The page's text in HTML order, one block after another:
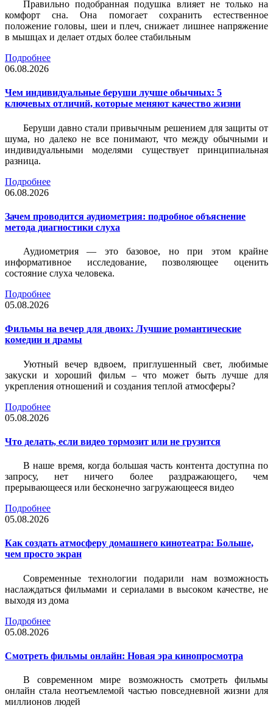
Правильно подобранная подушка влияет не только на
комфорт сна. Она помогает сохранить естественное
положение головы, шеи и плеч, снижает лишнее напряжение
в мышцах и делает отдых более стабильным
Подробнее
06.08.2026
Чем индивидуальные беруши лучше обычных: 5
ключевых отличий, которые меняют качество жизни
Беруши давно стали привычным решением для защиты от
шума, но далеко не все понимают, что между обычными и
индивидуальными моделями существует принципиальная
разница.
Подробнее
06.08.2026
Зачем проводится аудиометрия: подробное объяснение
метода диагностики слуха
Аудиометрия — это базовое, но при этом крайне
информативное исследование, позволяющее оценить
состояние слуха человека.
Подробнее
05.08.2026
Фильмы на вечер для двоих: Лучшие романтические
комедии и драмы
Уютный вечер вдвоем, приглушенный свет, любимые
закуски и хороший фильм – что может быть лучше для
укрепления отношений и создания теплой атмосферы?
Подробнее
05.08.2026
Что делать, если видео тормозит или не грузится
В наше время, когда большая часть контента доступна по
запросу, нет ничего более раздражающего, чем
прерывающееся или бесконечно загружающееся видео
Подробнее
05.08.2026
Как создать атмосферу домашнего кинотеатра: Больше,
чем просто экран
Современные технологии подарили нам возможность
наслаждаться фильмами и сериалами в высоком качестве, не
выходя из дома
Подробнее
05.08.2026
Смотреть фильмы онлайн: Новая эра кинопросмотра
В современном мире возможность смотреть фильмы
онлайн стала неотъемлемой частью повседневной жизни для
миллионов людей